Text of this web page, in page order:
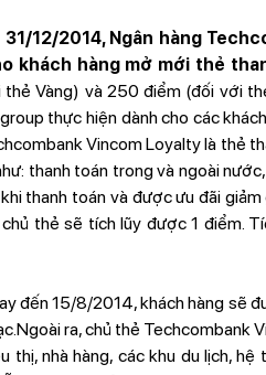
31/12/2014, Ngân hàng
khách hàng mở mới thẻ
Vàng) và 250 điểm (đối với
thực hiện dành cho các
Vincom Loyalty là thẻ
thanh toán trong và ngoài
thanh toán và được ưu đãi
thẻ sẽ tích lũy được 1 điểm.
đến 15/8/2014, khách hàng sẽ
ra, chủ thẻ Techcombank
thị, nhà hàng, các khu du lịch,